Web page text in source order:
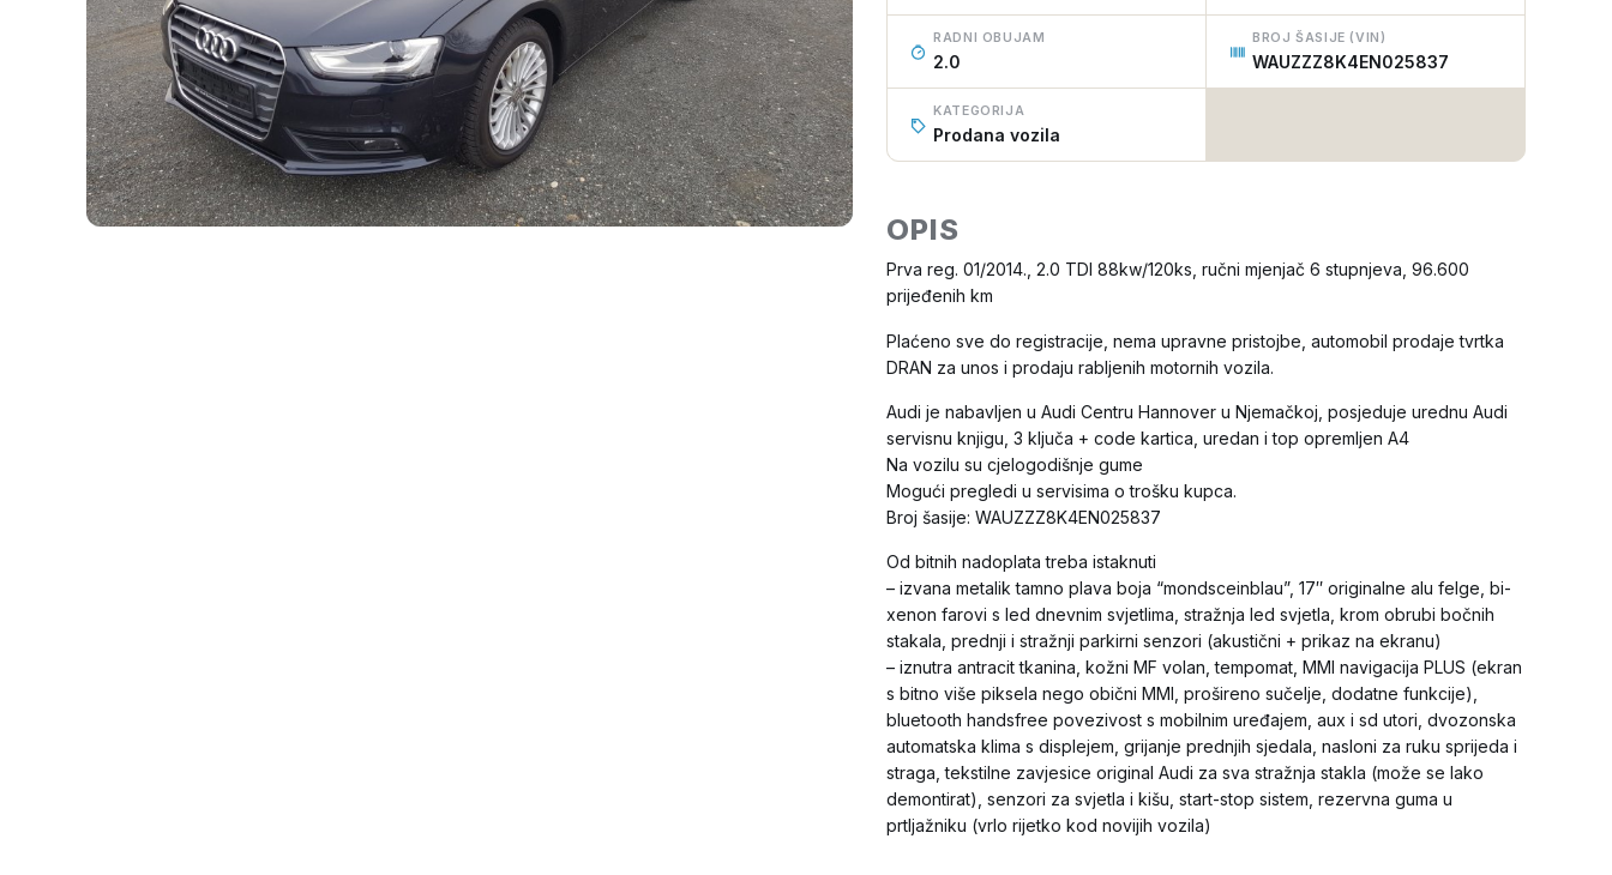
RADNI OBUJAM
2.0
BROJ ŠASIJE (VIN)
WAUZZZ8K4EN025837
KATEGORIJA
Prodana vozila
OPIS
Prva reg. 01/2014., 2.0 TDI 88kw/120ks, ručni mjenjač 6 stupnjeva, 96.600
prijeđenih km
Plaćeno sve do registracije, nema upravne pristojbe, automobil prodaje tvrtka
DRAN za unos i prodaju rabljenih motornih vozila.
Audi je nabavljen u Audi Centru Hannover u Njemačkoj, posjeduje urednu Audi
servisnu knjigu, 3 ključa + code kartica, uredan i top opremljen A4
Na vozilu su cjelogodišnje gume
Mogući pregledi u servisima o trošku kupca.
Broj šasije: WAUZZZ8K4EN025837
Od bitnih nadoplata treba istaknuti
– izvana metalik tamno plava boja “mondsceinblau”, 17″ originalne alu felge, bi-
xenon farovi s led dnevnim svjetlima, stražnja led svjetla, krom obrubi bočnih
stakala, prednji i stražnji parkirni senzori (akustični + prikaz na ekranu)
– iznutra antracit tkanina, kožni MF volan, tempomat, MMI navigacija PLUS (ekran
s bitno više piksela nego obični MMI, prošireno sučelje, dodatne funkcije),
bluetooth handsfree povezivost s mobilnim uređajem, aux i sd utori, dvozonska
automatska klima s displejem, grijanje prednjih sjedala, nasloni za ruku sprijeda i
straga, tekstilne zavjesice original Audi za sva stražnja stakla (može se lako
demontirat), senzori za svjetla i kišu, start-stop sistem, rezervna guma u
prtljažniku (vrlo rijetko kod novijih vozila)